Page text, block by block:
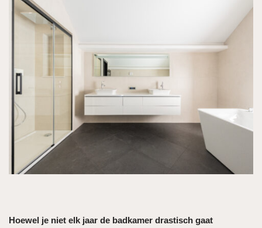
Hoewel je niet elk jaar de badkamer drastisch gaat